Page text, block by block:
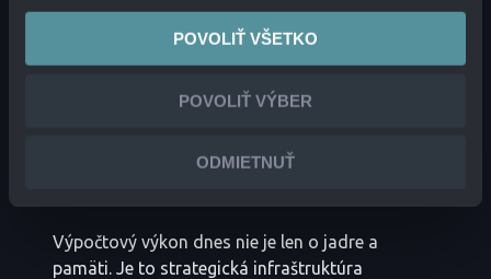
POVOLIŤ VŠETKO
POVOLIŤ VÝBER
ODMIETNUŤ
dátové centrá na každej úrovni – od aplikácií cez
generatívnych AI aplikácií, zatiaľ čo
pohybom útočníka a mitigáciu zraniteľností –
Výpočtový výkon dnes nie je len o jadre a
pamäti. Je to strategická infraštruktúra